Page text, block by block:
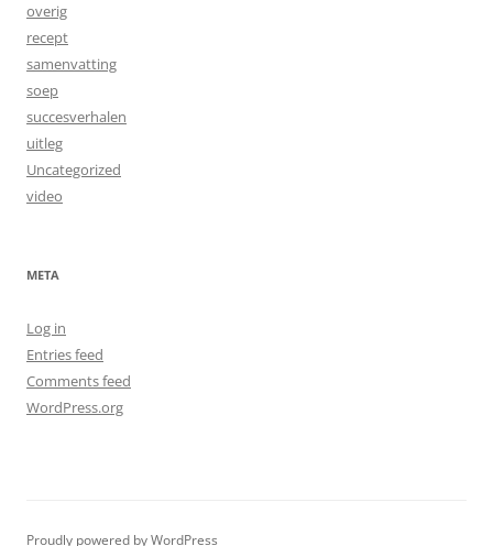
overig
recept
samenvatting
soep
succesverhalen
uitleg
Uncategorized
video
META
Log in
Entries feed
Comments feed
WordPress.org
Proudly powered by WordPress